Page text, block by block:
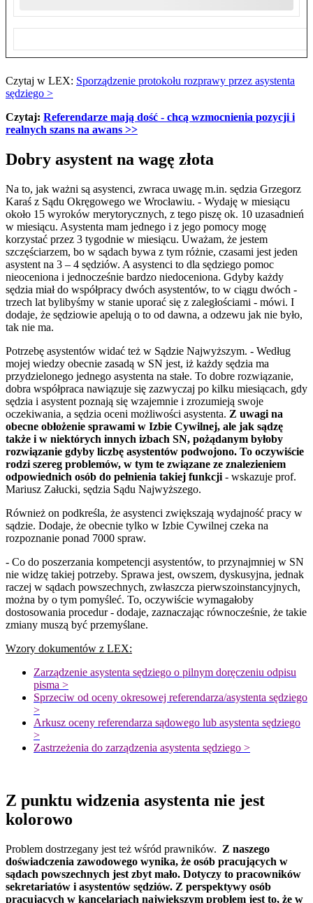
Czytaj w LEX: Sporządzenie protokołu rozprawy przez asystenta
sędziego >
Czytaj: Referendarze mają dość - chcą wzmocnienia pozycji i
realnych szans na awans >>
Dobry asystent na wagę złota
Na to, jak ważni są asystenci, zwraca uwagę m.in. sędzia Grzegorz
Karaś z Sądu Okręgowego we Wrocławiu. - Wydaję w miesiącu
około 15 wyroków merytorycznych, z tego piszę ok. 10 uzasadnień
w miesiącu. Asystenta mam jednego i z jego pomocy mogę
korzystać przez 3 tygodnie w miesiącu. Uważam, że jestem
szczęściarzem, bo w sądach bywa z tym różnie, czasami jest jeden
asystent na 3 – 4 sędziów. A asystenci to dla sędziego pomoc
nieoceniona i jednocześnie bardzo niedoceniona. Gdyby każdy
sędzia miał do współpracy dwóch asystentów, to w ciągu dwóch -
trzech lat bylibyśmy w stanie uporać się z zaległościami - mówi. I
dodaje, że sędziowie apelują o to od dawna, a odzewu jak nie było,
tak nie ma.
Potrzebę asystentów widać też w Sądzie Najwyższym. - Według
mojej wiedzy obecnie zasadą w SN jest, iż każdy sędzia ma
przydzielonego jednego asystenta na stałe. To dobre rozwiązanie,
dobra współpraca nawiązuje się zazwyczaj po kilku miesiącach, gdy
sędzia i asystent poznają się wzajemnie i zrozumieją swoje
oczekiwania, a sędzia oceni możliwości asystenta. Z uwagi na
obecne obłożenie sprawami w Izbie Cywilnej, ale jak sądzę
także i w niektórych innych izbach SN, pożądanym byłoby
rozwiązanie gdyby liczbę asystentów podwojono. To oczywiście
rodzi szereg problemów, w tym te związane ze znalezieniem
odpowiednich osób do pełnienia takiej funkcji - wskazuje prof.
Mariusz Załucki, sędzia Sądu Najwyższego.
Również on podkreśla, że asystenci zwiększają wydajność pracy w
sądzie. Dodaje, że obecnie tylko w Izbie Cywilnej czeka na
rozpoznanie ponad 7000 spraw.
- Co do poszerzania kompetencji asystentów, to przynajmniej w SN
nie widzę takiej potrzeby. Sprawa jest, owszem, dyskusyjna, jednak
raczej w sądach powszechnych, zwłaszcza pierwszoinstancyjnych,
można by o tym pomyśleć. To, oczywiście wymagałoby
dostosowania procedur - dodaje, zaznaczając równocześnie, że takie
zmiany muszą być przemyślane.
Wzory dokumentów z LEX:
Zarządzenie asystenta sędziego o pilnym doręczeniu odpisu
pisma >
Sprzeciw od oceny okresowej referendarza/asystenta sędziego
>
Arkusz oceny referendarza sądowego lub asystenta sędziego
>
Zastrzeżenia do zarządzenia asystenta sędziego >
Z punktu widzenia asystenta nie jest
kolorowo
Problem dostrzegany jest też wśród prawników. Z naszego
doświadczenia zawodowego wynika, że osób pracujących w
sądach powszechnych jest zbyt mało. Dotyczy to pracowników
sekretariatów i asystentów sędziów. Z perspektywy osób
pracujących w kancelariach największym problem jest to, że w